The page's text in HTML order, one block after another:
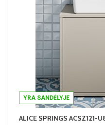
YRA SANDĖLYJE